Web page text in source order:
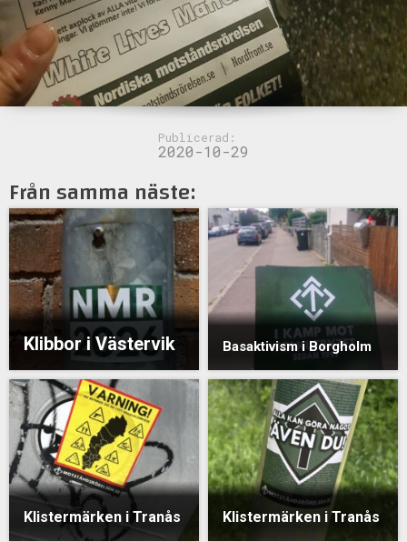
Publicerad:
2020-10-29
Från samma näste:
Klibbor i Västervik Basaktivism i Borgholm
Klistermärken i Tranås Klistermärken i Tranås